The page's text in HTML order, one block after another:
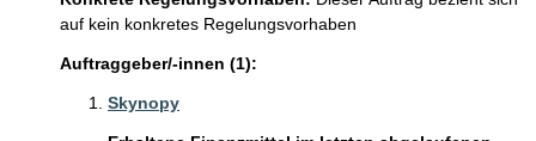
auf kein konkretes Regelungsvorhaben
Auftraggeber/-innen (1):
Skynopy